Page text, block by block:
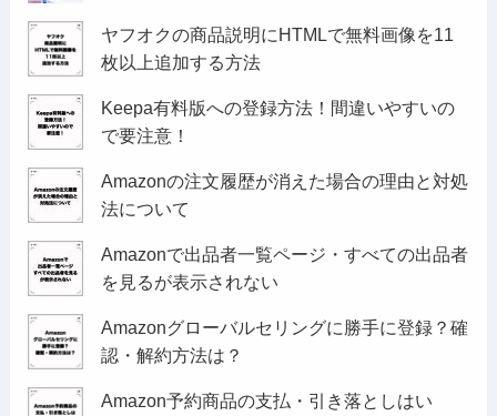
ヤフオクの商品説明にHTMLで無料画像を11
枚以上追加する方法
Keepa有料版への登録方法！間違いやすいの
で要注意！
Amazonの注文履歴が消えた場合の理由と対処
法について
Amazonで出品者一覧ページ・すべての出品者
を見るが表示されない
Amazonグローバルセリングに勝手に登録？確
認・解約方法は？
Amazon予約商品の支払・引き落としはい